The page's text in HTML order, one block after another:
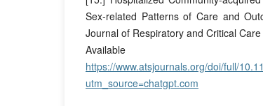
Sex-related Patterns of Care and
Journal of Respiratory and Critical
https://www.atsjournals.org/doi/full/
utm_source=chatgpt.com